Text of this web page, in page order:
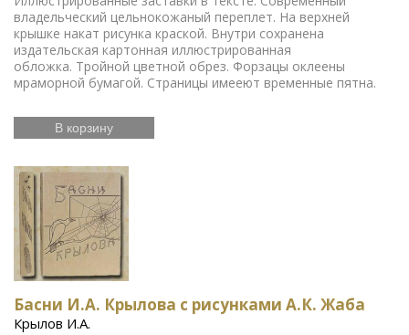
владельческий цельнокожаный переплет. На верхней
крышке накат рисунка краской. Внутри сохранена
издательская картонная иллюстрированная
обложка. Тройной цветной обрез. Форзацы оклеены
мраморной бумагой. Страницы имееют временные пятна.
В корзину
Басни И.А. Крылова с рисунками А.К. Жаба
Крылов И.А.